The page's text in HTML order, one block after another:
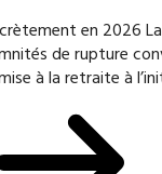
en 2026
de rupture
à la retraite à